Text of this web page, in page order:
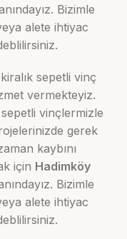
Bizimle
alete ihtiyac
kiralık sepetli vinç
vermekteyiz.
vinçlermizle
gerek
kaybını
için Hadimköy
Bizimle
alete ihtiyac